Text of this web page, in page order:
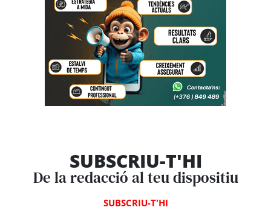
SUBSCRIU-T'HI
De la redacció al teu dispositiu
SUBSCRIU-T'HI